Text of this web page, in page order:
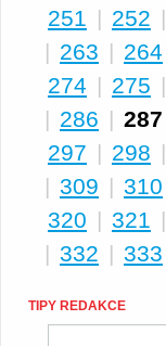
251 | 252 |
| 263 | 264
274 | 275 |
| 286 | 287
297 | 298 |
| 309 | 310
320 | 321 |
| 332 | 333
TIPY REDAKCE